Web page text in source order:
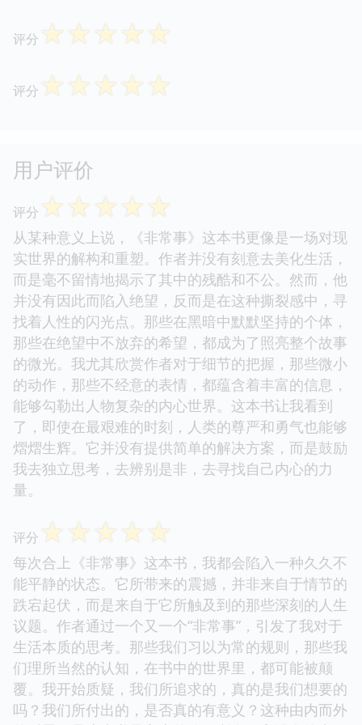
评分 ☆☆☆☆☆
评分 ☆☆☆☆☆
用户评价
评分 ☆☆☆☆☆
从某种意义上说，《非常事》这本书更像是一场对现
实世界的解构和重塑。作者并没有刻意去美化生活，
而是毫不留情地揭示了其中的残酷和不公。然而，他
并没有因此而陷入绝望，反而是在这种撕裂感中，寻
找着人性的闪光点。那些在黑暗中默默坚持的个体，
那些在绝望中不放弃的希望，都成为了照亮整个故事
的微光。我尤其欣赏作者对于细节的把握，那些微小
的动作，那些不经意的表情，都蕴含着丰富的信息，
能够勾勒出人物复杂的内心世界。这本书让我看到
了，即使在最艰难的时刻，人类的尊严和勇气也能够
熠熠生辉。它并没有提供简单的解决方案，而是鼓励
我去独立思考，去辨别是非，去寻找自己内心的力
量。
评分 ☆☆☆☆☆
每次合上《非常事》这本书，我都会陷入一种久久不
能平静的状态。它所带来的震撼，并非来自于情节的
跌宕起伏，而是来自于它所触及到的那些深刻的人生
议题。作者通过一个又一个“非常事”，引发了我对于
生活本质的思考。那些我们习以为常的规则，那些我
们理所当然的认知，在书中的世界里，都可能被颠
覆。我开始质疑，我们所追求的，真的是我们想要的
吗？我们所付出的，是否真的有意义？这种由内而外